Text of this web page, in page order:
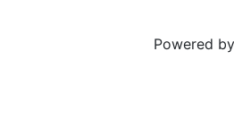
Powered